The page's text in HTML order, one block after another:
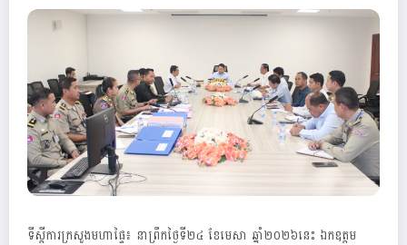
ទីស្តីការក្រសួងមហាផ្ទៃ៖ នាព្រឹកថ្ងៃទី២៤ ខែមេសា ឆ្នាំ២០២៦នេះ ឯកឧត្ដម